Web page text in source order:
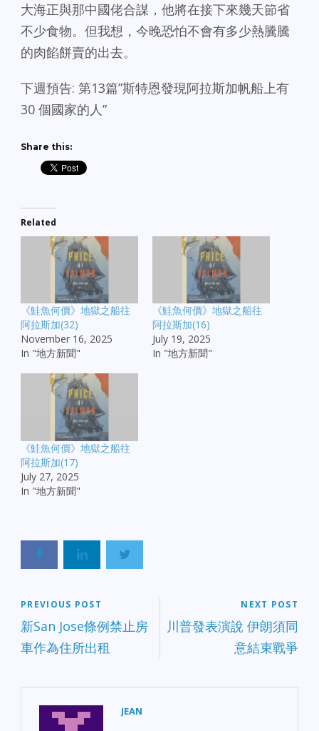
大海正與那中國佬合謀，他將在接下來幾天節省
不少食物。但我想，今晚恐怕不會有多少熱騰騰
的肉餡餅賣的出去。
下週預告: 第13篇”斯特恩發現阿拉斯加帆船上有
30 個國家的人”
Share this:
Related
《鮭魚何價》地獄之船往
阿拉斯加(32)
November 16, 2025
In "地方新聞"
《鮭魚何價》地獄之船往
阿拉斯加(16)
July 19, 2025
In "地方新聞"
《鮭魚何價》地獄之船往
阿拉斯加(17)
July 27, 2025
In "地方新聞"
PREVIOUS POST
新San Jose條例禁止房
車作為住所出租
NEXT POST
川普發表演說 伊朗須同
意結束戰爭
JEAN